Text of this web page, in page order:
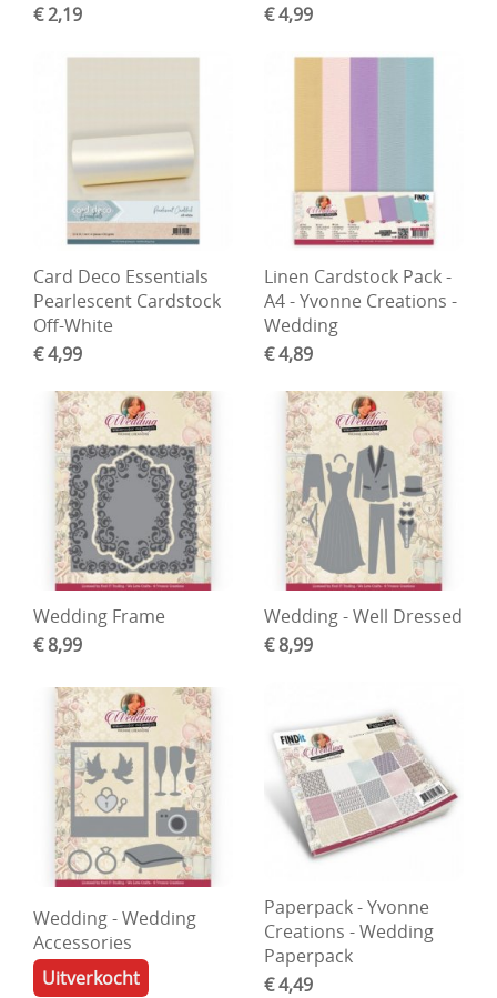
€ 2,19
€ 4,99
Card Deco Essentials
Pearlescent Cardstock
Off-White
€ 4,99
Linen Cardstock Pack -
A4 - Yvonne Creations -
Wedding
€ 4,89
Wedding Frame
€ 8,99
Wedding - Well Dressed
€ 8,99
Wedding - Wedding
Accessories
Uitverkocht
Paperpack - Yvonne
Creations - Wedding
Paperpack
€ 4,49